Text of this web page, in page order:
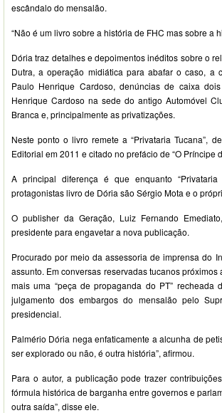
escândalo do mensalão.
“Não é um livro sobre a história de FHC mas sobre a
Dória traz detalhes e depoimentos inéditos sobre o
Dutra, a operação midiática para abafar o caso, a
Paulo Henrique Cardoso, denúncias de caixa
Henrique Cardoso na sede do antigo Automóvel
Branca e, principalmente as privatizações.
Neste ponto o livro remete a “Privataria Tucana”,
Editorial em 2011 e citado no prefácio de “O Príncipe
A principal diferença é que enquanto
protagonistas livro de Dória são Sérgio Mota e o
O publisher da Geração, Luiz Fernando
presidente para engavetar a nova publicação.
Procurado por meio da assessoria de imprensa do
assunto. Em conversas reservadas tucanos
mais uma “peça de propaganda do PT” recheada
julgamento dos embargos do mensalão pelo
presidencial.
Palmério Dória nega enfaticamente a alcunha de
ser explorado ou não, é outra história”, afirmou.
Para o autor, a publicação pode trazer
fórmula histórica de barganha entre governos e
outra saída”, disse ele.